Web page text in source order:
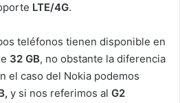
LTE/4G.
teléfonos tienen disponible en
32 GB, no obstante la diferencia
el caso del Nokia podemos
y si nos referimos al G2